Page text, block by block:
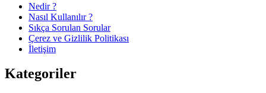
Nedir ?
Nasıl Kullanılır ?
Sıkça Sorulan Sorular
Çerez ve Gizlilik Politikası
İletişim
Kategoriler